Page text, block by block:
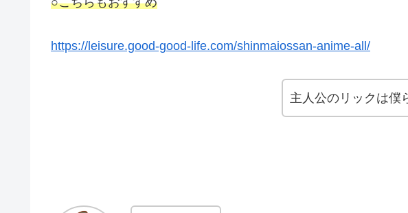
https://leisure.good-good-life.com/shinmaiossan-anime-all/
主人公のリックは僕